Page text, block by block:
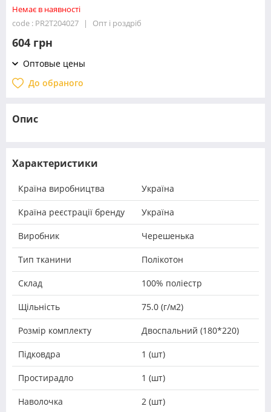
Немає в наявності
code : PR2T204027
Опт і роздріб
604 грн
Оптовые цены
До обраного
Опис
Характеристики
Країна виробництва Україна
Країна реєстрації бренду Україна
Виробник Черешенька
Тип тканини Полікотон
Склад 100% поліестр
Щільність 75.0 (г/м2)
Розмір комплекту Двоспальний (180*220)
Підковдра 1 (шт)
Простирадло 1 (шт)
Наволочка 2 (шт)